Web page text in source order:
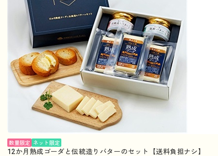
数量限定 ネット限定
12か月熟成ゴーダと伝統造りバターのセット【送料負担ナシ】